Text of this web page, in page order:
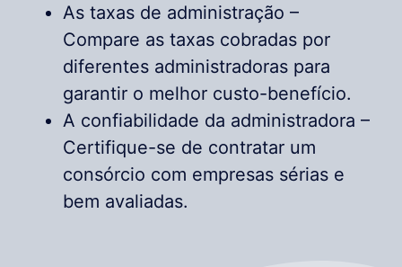
As taxas de administração –
Compare as taxas cobradas por
diferentes administradoras para
garantir o melhor custo-benefício.
A confiabilidade da administradora –
Certifique-se de contratar um
consórcio com empresas sérias e
bem avaliadas.